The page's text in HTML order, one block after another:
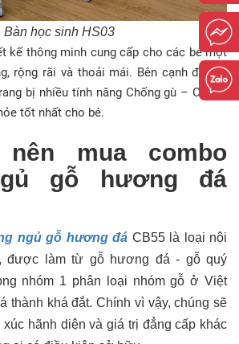
Bàn học sinh HS03
kế thông minh cung cấp cho các bé một
rộng rãi và thoải mái. Bên cạnh đó, bộ
bị nhiều tính năng Chống gù – Chống
tốt nhất cho bé.
mua combo
gỗ hương đá
ngủ gỗ hương đá CB55 là loại nội
được làm từ gỗ hương đá - gỗ quý
nhóm 1 phân loại nhóm gỗ ở Việt
thành khá đắt. Chính vì vậy, chúng sẽ
hãnh diện và giá trị đẳng cấp khác